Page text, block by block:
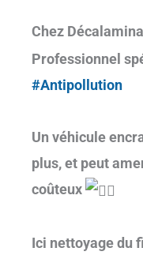
Chez
Professionnel
#Antipollution
Un véhicule
plus, et peut
coûteux
Ici nettoyage du